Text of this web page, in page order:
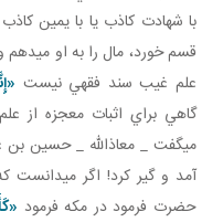
با شهادت کاذب يا با يمين
قسم خورد، مال را به او مي
علم غيب سند فقهي نيست
گاهي براي اثبات معجزه از
مي گفت _ معاذالله _ حسين بن
آمد و گير کرد! اگر مي دانست
حضرت فرمود در مکه فرمود